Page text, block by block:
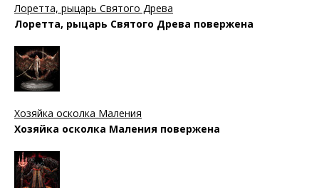
Лоретта, рыцарь Святого Древа
Лоретта, рыцарь Святого Древа повержена
Хозяйка осколка Маления
Хозяйка осколка Маления повержена